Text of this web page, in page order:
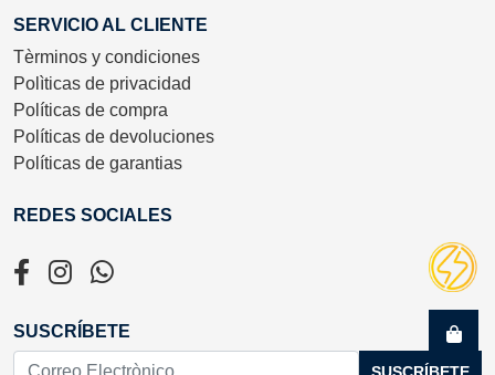
SERVICIO AL CLIENTE
Tèrminos y condiciones
Polìticas de privacidad
Políticas de compra
Políticas de devoluciones
Políticas de garantias
REDES SOCIALES
SUSCRÍBETE
SUSCRÍBETE